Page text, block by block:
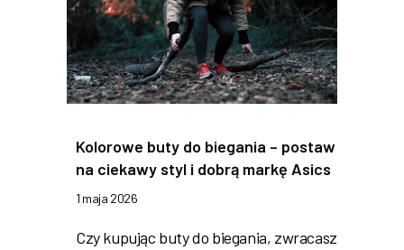
Kolorowe buty do biegania – postaw
na ciekawy styl i dobrą markę Asics
1 maja 2026
Czy kupując buty do biegania, zwracasz